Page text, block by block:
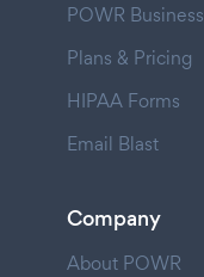
POWR Business
Plans & Pricing
HIPAA Forms
Email Blast
Company
About POWR